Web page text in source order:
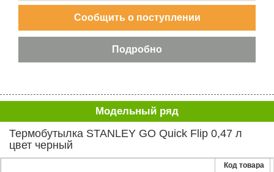
Модельный ряд
Термобутылка STANLEY GO Quick Flip 0,47 л
цвет черный
Код товара